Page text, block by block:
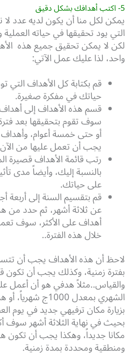
5- اكتب أهدافك بشكل دقيق
يمكن لكل منا أن يكون لديه عدد
التي يود تحقيقها في حياته
لكن لا يمكن تحقيق جميع هذه
واحد، لذا عليك عمل الآتي:
قم بكتابة كل الأهداف التي
حياتك في مفكرة صغيرة.
قسم هذه الأهداف إلى
سوف تقوم بتحقيقها بعد
أو حتى خمسة أعوام،
يجب أن تعمل عليها من
رتب قائمة الأهداف قصيرة
بالنسبة إليك، وأيضاً مدى
على حياتك.
قم بتقسيم السنة إلى أربعة
عن ثلاثة أشهر، ثم حدد من
أهداف على الأكثر، سوف
خلال هذه الفترة..
لاحظ أن هذه الأهداف يجب أن
بفترة زمنية، وكذلك يجب أن تكون
والقياس..مثلاً هدفي هو أن أعمل
الشهري بمعدل
بزيارة مكان ترفيهي جديد في يوم
مكانا جديداً، وهكذا يجب أن تكون
ومنطقية ومحددة بمدة زمنية.